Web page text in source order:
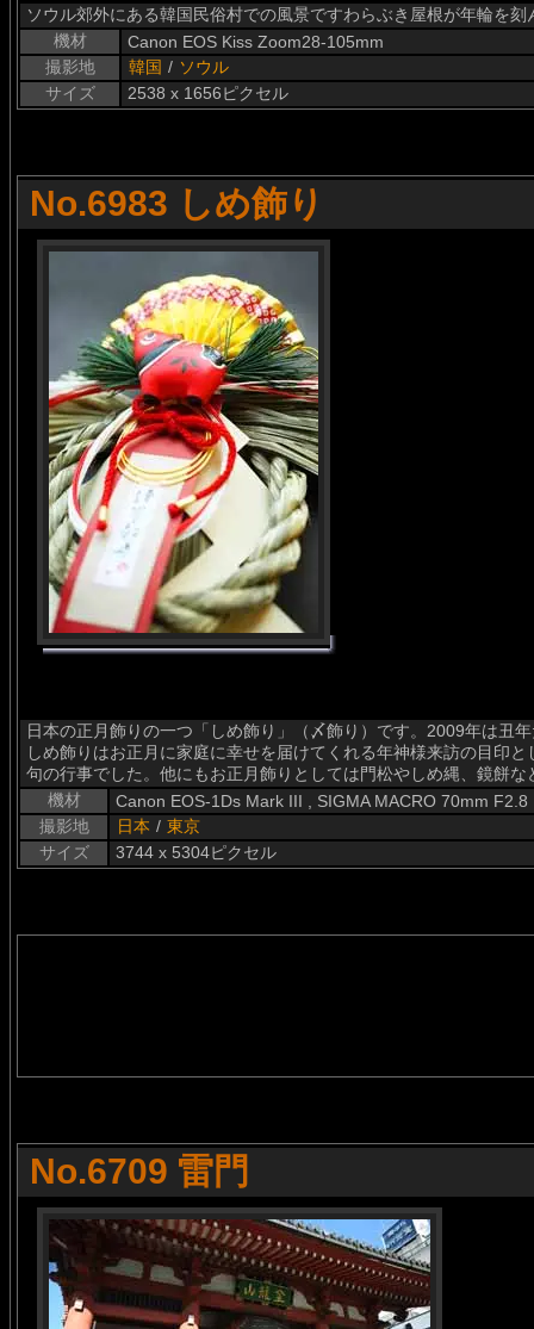
ソウル郊外にある韓国民俗村での風景ですわらぶき屋根が年輪を刻
機材
Canon EOS Kiss Zoom28-105mm
撮影地
韓国 / ソウル
サイズ
2538 x 1656ピクセル
No.6983 しめ飾り
日本の正月飾りの一つ「しめ飾り」（〆飾り）です。2009年は丑
しめ飾りはお正月に家庭に幸せを届けてくれる年神様来訪の目印
句の行事でした。他にもお正月飾りとしては門松やしめ縄、鏡餅な
機材
Canon EOS-1Ds Mark III , SIGMA MACRO 70mm F2.8
撮影地
日本 / 東京
サイズ
3744 x 5304ピクセル
No.6709 雷門